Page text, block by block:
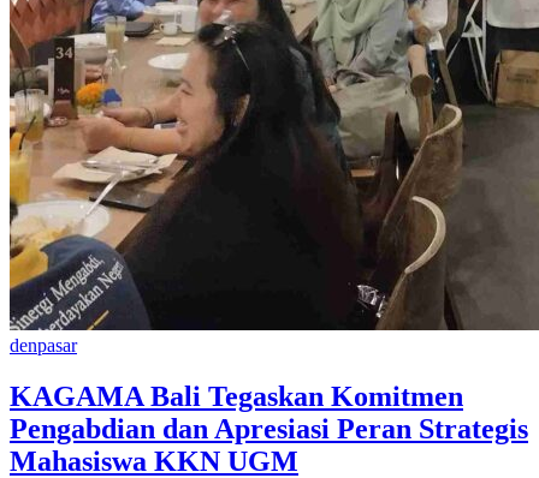
denpasar
KAGAMA Bali Tegaskan Komitmen
Pengabdian dan Apresiasi Peran Strategis
Mahasiswa KKN UGM